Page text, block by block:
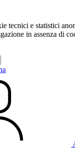
tecnici e statistici
in assenza di